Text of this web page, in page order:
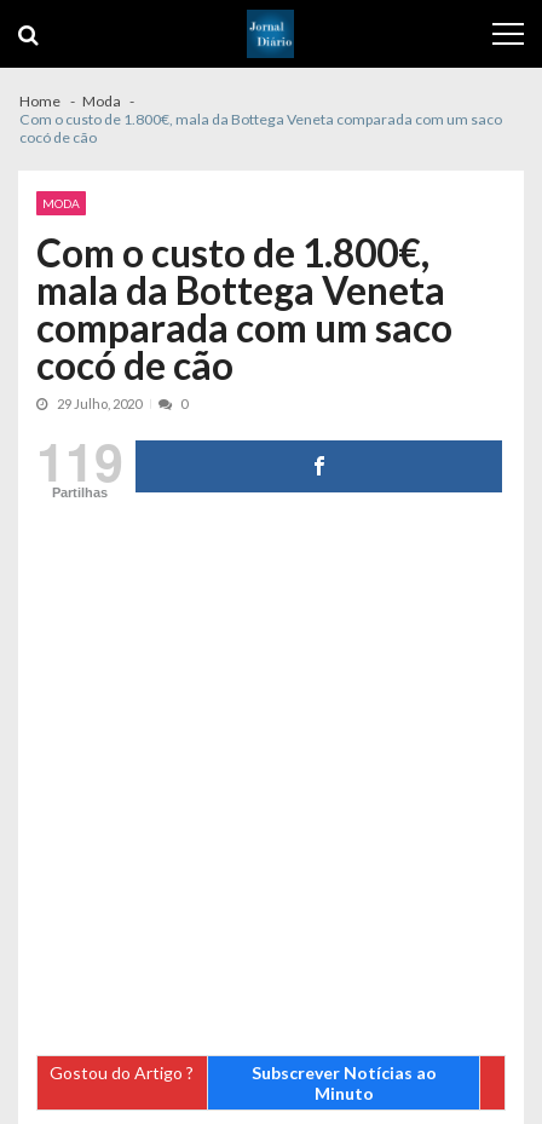
navigation
content
Home
Moda
Com o custo de 1.800€, mala da Bottega Veneta comparada com um saco
cocó de cão
MODA
Com o custo de 1.800€,
mala da Bottega Veneta
comparada com um saco
cocó de cão
29 Julho, 2020 0
119
Partilhas
Gostou do Artigo ?
Subscrever Notícias ao
Minuto